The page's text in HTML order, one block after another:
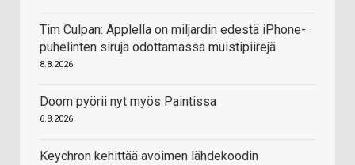
Tim Culpan: Applella on miljardin edestä iPhone-
puhelinten siruja odottamassa muistipiirejä
8.8.2026
Doom pyörii nyt myös Paintissa
6.8.2026
Keychron kehittää avoimen lähdekoodin